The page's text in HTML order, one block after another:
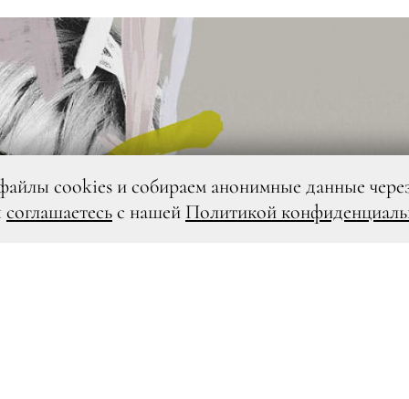
cookies и собираем анонимные данные
соглашаетесьс нашей Политикой